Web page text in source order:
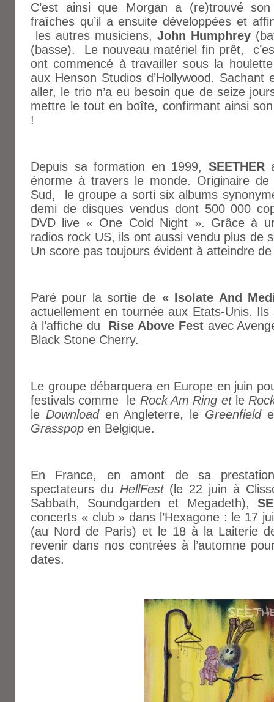
C’est ainsi que Morgan a (re)trouvé
fraîches qu’il a ensuite développées et
les autres musiciens, John Humphrey
(basse). Le nouveau matériel fin prêt,
ont commencé à travailler sous la
aux Henson Studios d’Hollywood. Sachant
aller, le trio n’a eu besoin que de seize
mettre le tout en boîte, confirmant ainsi
!
Depuis sa formation en 1999, SEETHER
énorme à travers le monde. Originaire
Sud, le groupe a sorti six albums
demi de disques vendus dont 500 000
DVD live « One Cold Night ». Grâce à
radios rock US, ils ont aussi vendu plus de
Un score pas toujours évident à atteindre
Paré pour la sortie de « Isolate And
actuellement en tournée aux Etats-Unis. Ils
à l’affiche du Rise Above Festavec
Black Stone Cherry.
Le groupe débarquera en Europe en juin
festivals comme le Rock Am Ring etle
le Downloaden Angleterre, le Greenfield
Grasspop en Belgique.
En France, en amont de sa
spectateurs du HellFest(le 22 juin à
Sabbath, Soundgarden et Megadeth),
concerts « club » dans l’Hexagone : le 17
(au Nord de Paris) et le 18 à la Laiterie
revenir dans nos contrées à l’automne
dates.